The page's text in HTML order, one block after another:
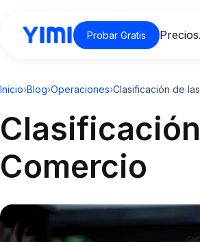
Probar Gratis Precios
Inicio›Blog›Operaciones›Clasificación de
Comercio